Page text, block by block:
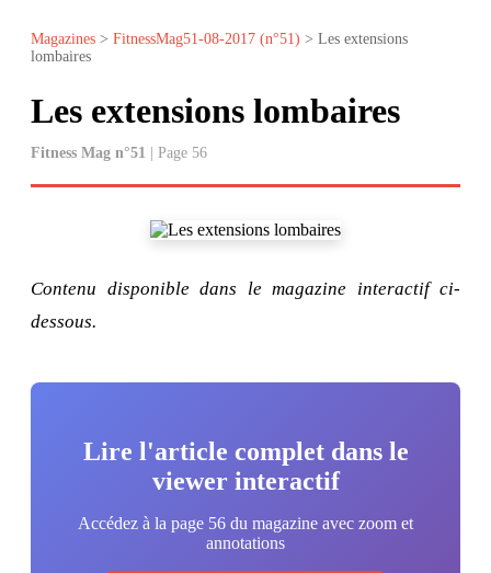
Magazines > FitnessMag51-08-2017 (n°51) > Les extensions
lombaires
Les extensions lombaires
Fitness Mag n°51 | Page 56
Contenu disponible dans le magazine interactif ci-
dessous.
Lire l'article complet dans le
viewer interactif
Accédez à la page 56 du magazine avec zoom et
annotations